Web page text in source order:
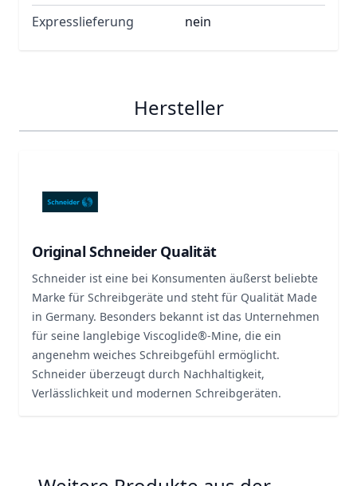
Expresslieferung nein
Hersteller
Original Schneider Qualität
Schneider ist eine bei Konsumenten äußerst beliebte
Marke für Schreibgeräte und steht für Qualität Made
in Germany. Besonders bekannt ist das Unternehmen
für seine langlebige Viscoglide®-Mine, die ein
angenehm weiches Schreibgefühl ermöglicht.
Schneider überzeugt durch Nachhaltigkeit,
Verlässlichkeit und modernen Schreibgeräten.